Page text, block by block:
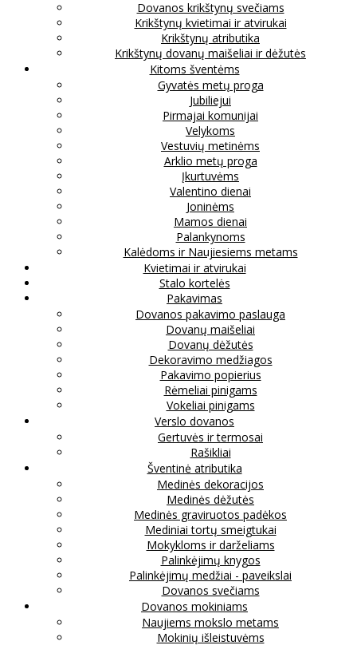
Dovanos krikštynų svečiams
Krikštynų kvietimai ir atvirukai
Krikštynų atributika
Krikštynų dovanų maišeliai ir dėžutės
Kitoms šventėms
Gyvatės metų proga
Jubiliejui
Pirmajai komunijai
Velykoms
Vestuvių metinėms
Arklio metų proga
Įkurtuvėms
Valentino dienai
Joninėms
Mamos dienai
Palankynoms
Kalėdoms ir Naujiesiems metams
Kvietimai ir atvirukai
Stalo kortelės
Pakavimas
Dovanos pakavimo paslauga
Dovanų maišeliai
Dovanų dėžutės
Dekoravimo medžiagos
Pakavimo popierius
Rėmeliai pinigams
Vokeliai pinigams
Verslo dovanos
Gertuvės ir termosai
Rašikliai
Šventinė atributika
Medinės dekoracijos
Medinės dėžutės
Medinės graviruotos padėkos
Mediniai tortų smeigtukai
Mokykloms ir darželiams
Palinkėjimų knygos
Palinkėjimų medžiai - paveikslai
Dovanos svečiams
Dovanos mokiniams
Naujiems mokslo metams
Mokinių išleistuvėms